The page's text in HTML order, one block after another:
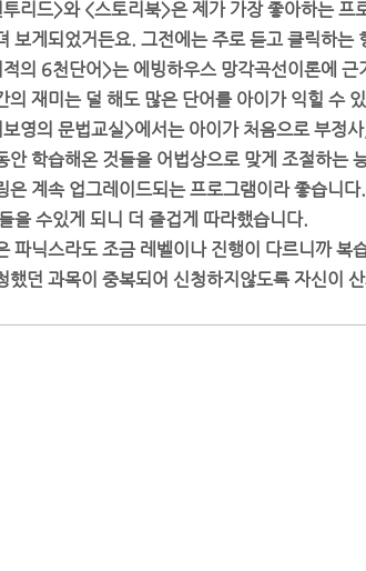
투리드>와 <스토리북>은 제가 가장 좋아하는
보게되었거든요. 그전에는 주로 듣고 클릭하는
적의 6천단어>는 에빙하우스 망각곡선이론에
의 재미는 덜 해도 많은 단어를 아이가 익힐 수
보영의 문법교실>에서는 아이가 처음으로 부정
안 학습해온 것들을 어법상으로 맞게 조절하는
은 계속 업그레이드되는 프로그램이라 좋습니
을 수있게 되니 더 즐겁게 따라했습니다.
파닉스라도 조금 레벨이나 진행이 다르니까 복
했던 과목이 중복되어 신청하지않도록 자신이